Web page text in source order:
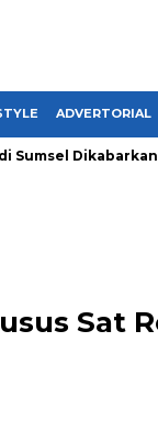
ADVERTORIAL
Sumsel
Sat